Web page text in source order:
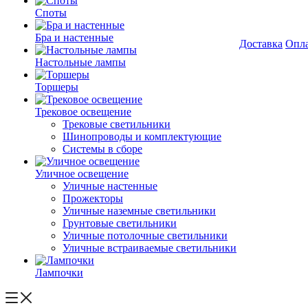
Споты
Бра и настенные
Настольные лампы
Торшеры
Трековое освещение
Трековые светильники
Шинопроводы и комплектующие
Системы в сборе
Уличное освещение
Уличные настенные
Прожекторы
Уличные наземные светильники
Грунтовые светильники
Уличные потолочные светильники
Уличные встраиваемые светильники
Лампочки
Доставка